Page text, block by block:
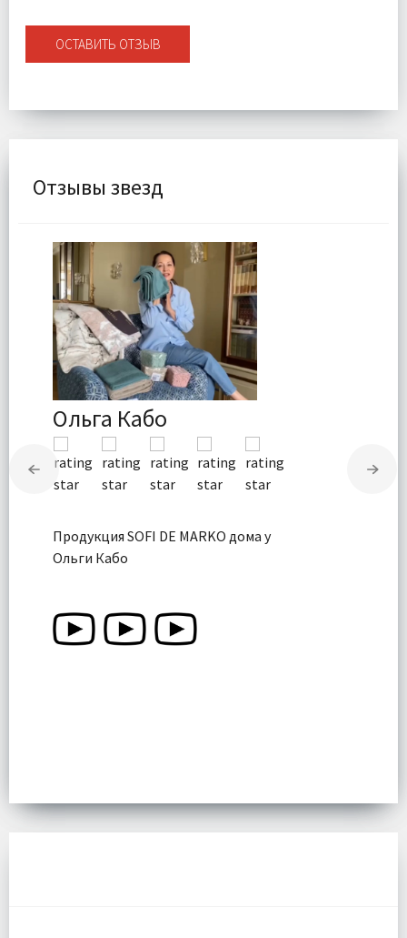
ОСТАВИТЬ ОТЗЫВ
Отзывы звезд
Ольга Кабо
Продукция SOFI DE MARKO дома у
Ольги Кабо